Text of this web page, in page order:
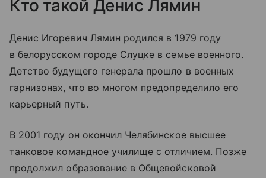
Кто такой Денис Лямин
Денис Игоревич Лямин родился в 1979 году
в белорусском городе Слуцке в семье военного.
Детство будущего генерала прошло в военных
гарнизонах, что во многом предопределило его
карьерный путь.
В 2001 году он окончил Челябинское высшее
танковое командное училище с отличием. Позже
продолжил образование в Общевойсковой